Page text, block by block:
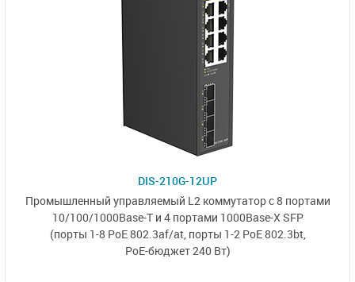
DIS-210G-12UP
Промышленный управляемый L2 коммутатор с 8 портами
10/100/1000Base-T и 4 портами 1000Base-X SFP
(порты 1-8 PoE 802.3af/at, порты 1-2 PoE 802.3bt,
PoE-бюджет 240 Вт)